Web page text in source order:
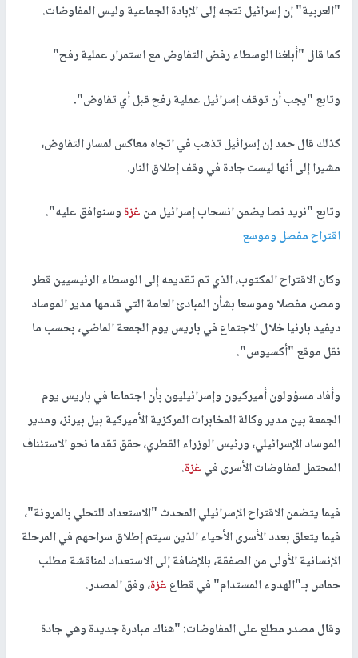
"العربية" إن إسرائيل تتجه إلى الإبادة الجماعية وليس المفاوضات.
كما قال "أبلغنا الوسطاء رفض التفاوض مع استمرار عملية رفح"
وتابع "يجب أن توقف إسرائيل عملية رفح قبل أي تفاوض".
كذلك قال حمد إن إسرائيل تذهب في اتجاه معاكس لمسار التفاوض،
مشيرا إلى أنها ليست جادة في وقف إطلاق النار.
وتابع "نريد نصا يضمن انسحاب إسرائيل منغزةوسنوافق عليه".
اقتراح مفصل وموسع
وكان الاقتراح المكتوب، الذي تم تقديمه إلى الوسطاء الرئيسيين قطر
ومصر، مفصلا وموسعا بشأن المبادئ العامة التي قدمها مدير الموساد
ديفيد بارنيا خلال الاجتماع في باريس يوم الجمعة الماضي، بحسب ما
نقل موقع "أكسيوس".
وأفاد مسؤولون أميركيون وإسرائيليون بأن اجتماعا في باريس يوم
الجمعة بين مدير وكالة المخابرات المركزية الأميركية بيل بيرنز، ومدير
الموساد الإسرائيلي، ورئيس الوزراء القطري، حقق تقدما نحو الاستئناف
المحتمل لمفاوضات الأسرى فيغزة.
فيما يتضمن الاقتراح الإسرائيلي المحدث "الاستعداد للتحلي بالمرونة"،
فيما يتعلق بعدد الأسرى الأحياء الذين سيتم إطلاق سراحهم في المرحلة
الإنسانية الأولى من الصفقة، بالإضافة إلى الاستعداد لمناقشة مطلب
حماس بـ"الهدوء المستدام" في قطاعغزة، وفق المصدر.
وقال مصدر مطلع على المفاوضات: "هناك مبادرة جديدة وهي جادة